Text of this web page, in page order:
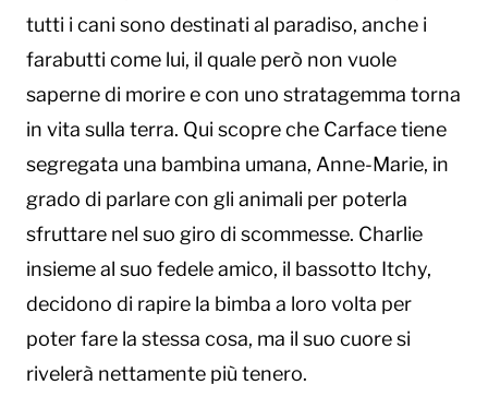
tutti i cani sono destinati al paradiso, anche i
farabutti come lui, il quale però non vuole
saperne di morire e con uno stratagemma torna
in vita sulla terra. Qui scopre che Carface tiene
segregata una bambina umana, Anne-Marie, in
grado di parlare con gli animali per poterla
sfruttare nel suo giro di scommesse. Charlie
insieme al suo fedele amico, il bassotto Itchy,
decidono di rapire la bimba a loro volta per
poter fare la stessa cosa, ma il suo cuore si
rivelerà nettamente più tenero.